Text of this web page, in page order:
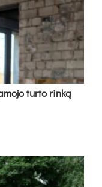
turto rinką